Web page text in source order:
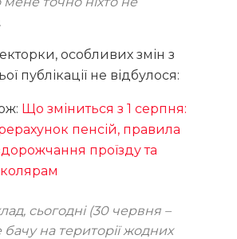
особливих змін з
публікації не відбулося:
Що зміниться з 1 серпня:
пенсій, правила
здорожчання проїзду та
сьогодні (30 червня –
бачу на території жодних